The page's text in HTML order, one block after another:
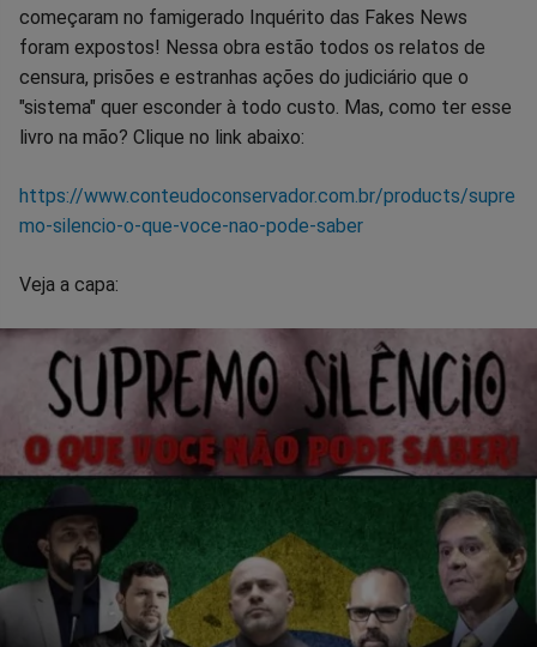
começaram no famigerado Inquérito das Fakes News
foram expostos! Nessa obra estão todos os relatos de
censura, prisões e estranhas ações do judiciário que o
"sistema" quer esconder à todo custo. Mas, como ter esse
livro na mão? Clique no link abaixo:
https://www.conteudoconservador.com.br/products/supre
mo-silencio-o-que-voce-nao-pode-saber
Veja a capa: